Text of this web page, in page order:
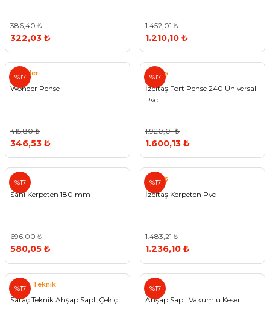
386,40 ₺
322,03 ₺
1.452,01 ₺
1.210,10 ₺
%17
Wonder
Wonder Pense
415,80 ₺
346,53 ₺
%17
İzeltaş
İzeltaş Fort Pense 240 Üniversal
Pvc
1.920,01 ₺
1.600,13 ₺
%17
Sani
Sani Kerpeten 180 mm
696,00 ₺
580,05 ₺
%17
İzeltaş
İzeltaş Kerpeten Pvc
1.483,21 ₺
1.236,10 ₺
%17
Saraç Teknik
Saraç Teknik Ahşap Saplı Çekiç
%17
Ahşap Saplı Vakumlu Keser